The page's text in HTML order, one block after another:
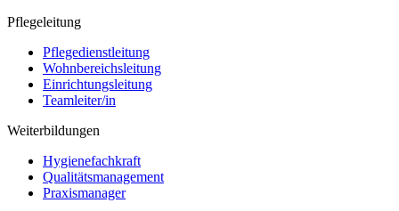
Pflegeleitung
Pflegedienstleitung
Wohnbereichsleitung
Einrichtungsleitung
Teamleiter/in
Weiterbildungen
Hygienefachkraft
Qualitätsmanagement
Praxismanager